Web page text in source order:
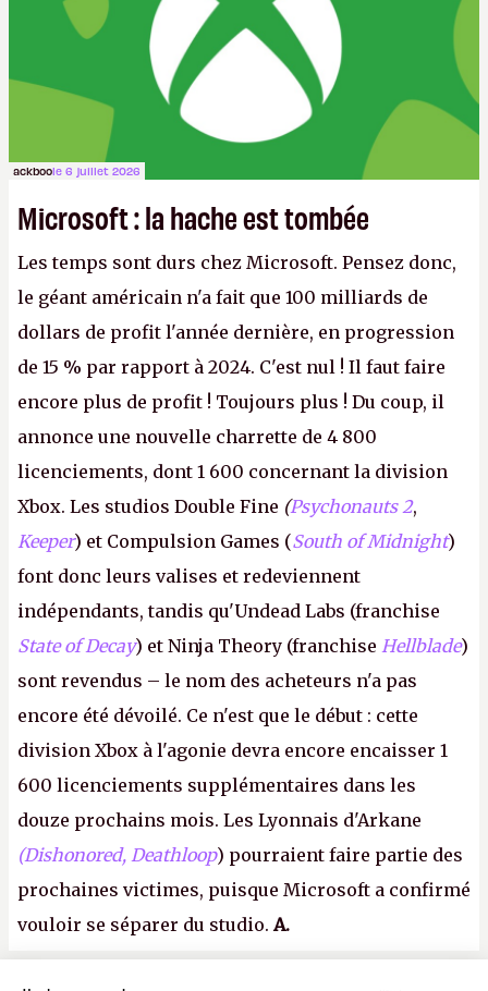
ackboole 6 juillet 2026
Microsoft : la hache est tombée
Les temps sont durs chez Microsoft. Pensez donc,
le géant américain n'a fait que 100 milliards de
dollars de profit l'année dernière, en progression
de 15 % par rapport à 2024. C'est nul ! Il faut faire
encore plus de profit ! Toujours plus ! Du coup, il
annonce une nouvelle charrette de 4 800
licenciements, dont 1 600 concernant la division
Xbox. Les studios Double Fine (Psychonauts 2,
Keeper) et Compulsion Games (South of Midnight)
font donc leurs valises et redeviennent
indépendants, tandis qu'Undead Labs (franchise
State of Decay) et Ninja Theory (franchise Hellblade)
sont revendus – le nom des acheteurs n'a pas
encore été dévoilé. Ce n'est que le début : cette
division Xbox à l'agonie devra encore encaisser 1
600 licenciements supplémentaires dans les
douze prochains mois. Les Lyonnais d'Arkane
(Dishonored, Deathloop) pourraient faire partie des
prochaines victimes, puisque Microsoft a confirmé
vouloir se séparer du studio.A.